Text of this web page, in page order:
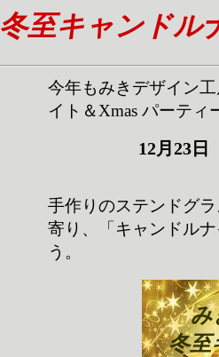
冬至キャンドル
今年もみきデザイン
イト＆Xmas パーティ
12月23日
手作りのステンドグ
寄り、「キャンドル
う。
み
冬至